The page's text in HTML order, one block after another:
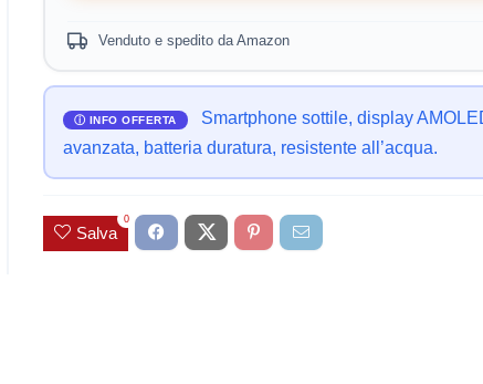
Venduto e spedito da Amazon
Smartphone sottile, display
avanzata, batteria duratura, resistente all’acqua.
Salva
0